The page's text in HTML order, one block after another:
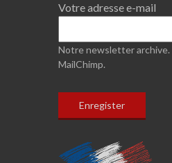
Votre adresse e-mail
Notre newsletter archive.
MailChimp.